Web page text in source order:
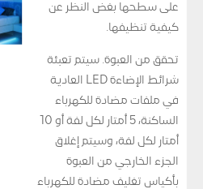
على سطحها بغض النظر عن
كيفية تنظيفها.
تحقق من العبوة. سيتم تعبئة
شرائط الإضاءة LED العادية
في ملفات مضادة للكهرباء
الساكنة، 5 أمتار لكل لفة أو 10
أمتار لكل لفة، وسيتم إغلاق
الجزء الخارجي من العبوة
بأكياس تغليف مضادة للكهرباء